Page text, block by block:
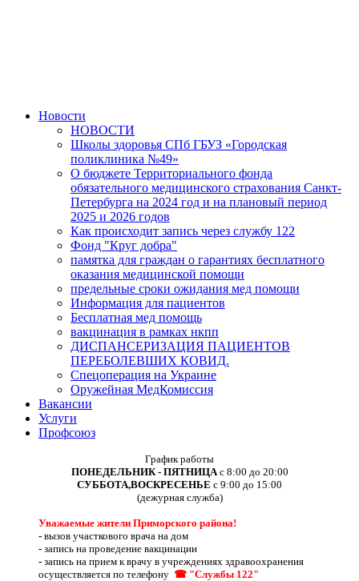
Новости
НОВОСТИ
Школы здоровья СПб ГБУЗ «Городская
поликлиника №49»
О бюджете Территориального фонда
обязательного медицинского страхования Санкт-
Петербурга на 2024 год и на плановый период
2025 и 2026 годов
Как происходит запись через службу 122
Фонд "Круг добра"
памятка для граждан о гарантиях бесплатного
оказания медицинской помощи
предельные сроки ожидания мед помощи
Информация для пациентов
Бесплатная мед помощь
вакцинация в рамках нкпп
ДИСПАНСЕРИЗАЦИЯ ПАЦИЕНТОВ
ПЕРЕБОЛЕВШИХ КОВИД.
Спецоперация на Украине
Оружейная МедКомиссия
Вакансии
Услуги
Профсоюз
График работы
ПОНЕДЕЛЬНИК - ПЯТНИЦА с 8:00 до 20:00
СУББОТА,ВОСКРЕСЕНЬЕ с 9:00 до 15:00
(дежурная служба)
Уважаемые жители Приморского района!
- вызов участкового врача на дом
- запись на проведение вакцинации
- запись на прием к врачу в учреждениях здравоохранения
осуществляется по телефону ☎ "Службы 122"